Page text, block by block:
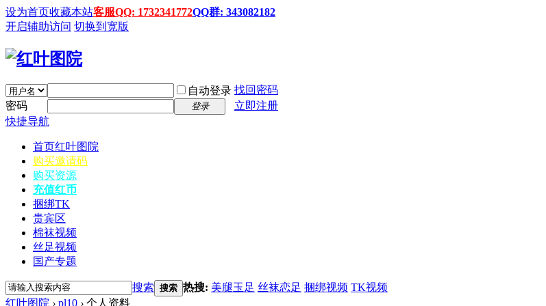
设为首页收藏本站客服QQ: 1732341772QQ群: 343082182
开启辅助访问 切换到宽版
自动登录 找回密码
密码
登录
立即注册
快捷导航
首页红叶图院
购买邀请码
购买资源
充值红币
捆绑TK
贵宾区
棉袜视频
丝足视频
国产专题
搜索 搜索 热搜: 美腿玉足 丝袜恋足 捆绑视频 TK视频
红叶图院 › pl10 › 个人资料